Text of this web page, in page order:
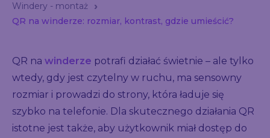
Windery - montaż
QR na winderze: rozmiar, kontrast, gdzie umieścić?
QR na winderze potrafi działać świetnie – ale tylko
wtedy, gdy jest czytelny w ruchu, ma sensowny
rozmiar i prowadzi do strony, która ładuje się
szybko na telefonie. Dla skutecznego działania QR
istotne jest także, aby użytkownik miał dostęp do